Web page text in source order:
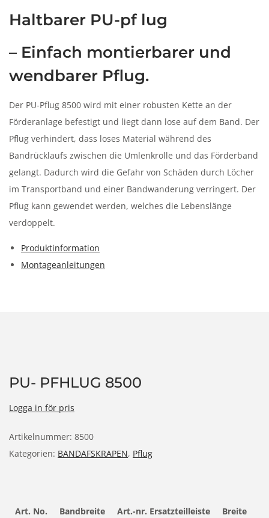
n
Haltbarer PU-pf lug
– Einfach montierbarer und
wendbarer Pflug.
Der PU-Pflug 8500 wird mit einer robusten Kette an der
Förderanlage befestigt und liegt dann lose auf dem Band. Der
Pflug verhindert, dass loses Material während des
Bandrücklaufs zwischen die Umlenkrolle und das Förderband
gelangt. Dadurch wird die Gefahr von Schäden durch Löcher
im Transportband und einer Bandwanderung verringert. Der
Pflug kann gewendet werden, welches die Lebenslänge
verdoppelt.
Produktinformation
Montageanleitungen
PU- PFHLUG 8500
Logga in för pris
Artikelnummer: 8500
Kategorien: BANDAFSKRAPEN, Pflug
Art. No. Bandbreite Art.-nr. Ersatzteilleiste Breite